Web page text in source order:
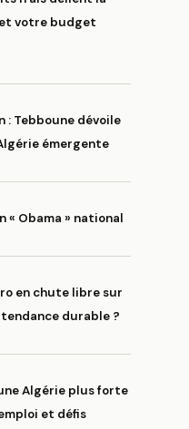
et votre budget
: Tebboune dévoile
émergente
« Obama » national
en chute libre sur
durable ?
Algérie plus forte
et défis